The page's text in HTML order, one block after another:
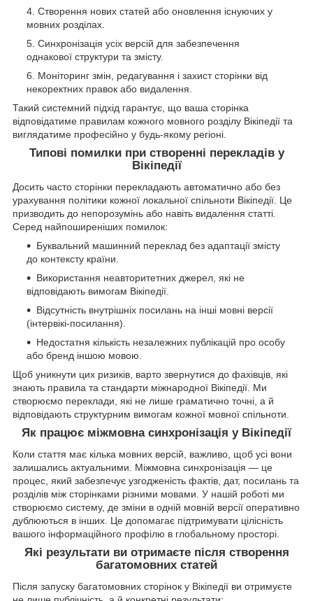
Створення нових статей або оновлення існуючих у
мовних розділах.
Синхронізація усіх версій для забезпечення
однакової структури та змісту.
Моніторинг змін, редагування і захист сторінки від
некоректних правок або видалення.
Такий системний підхід гарантує, що ваша сторінка
відповідатиме правилам кожного мовного розділу Вікіпедії та
виглядатиме професійно у будь-якому регіоні.
Типові помилки при створенні перекладів у
Вікіпедії
Досить часто сторінки перекладають автоматично або без
урахування політики кожної локальної спільноти Вікіпедії. Це
призводить до непорозумінь або навіть видалення статті.
Серед найпоширеніших помилок:
Буквальний машинний переклад без адаптації змісту
до контексту країни.
Використання неавторитетних джерел, які не
відповідають вимогам Вікіпедії.
Відсутність внутрішніх посилань на інші мовні версії
(інтервікі-посилання).
Недостатня кількість незалежних публікацій про особу
або бренд іншою мовою.
Щоб уникнути цих ризиків, варто звернутися до фахівців, які
знають правила та стандарти міжнародної Вікіпедії. Ми
створюємо переклади, які не лише граматично точні, а й
відповідають структурним вимогам кожної мовної спільноти.
Як працює міжмовна синхронізація у Вікіпедії
Коли стаття має кілька мовних версій, важливо, щоб усі вони
залишались актуальними. Міжмовна синхронізація — це
процес, який забезпечує узгодженість фактів, дат, посилань та
розділів між сторінками різними мовами. У нашій роботі ми
створюємо систему, де зміни в одній мовній версії оперативно
дублюються в інших. Це допомагає підтримувати цілісність
вашого інформаційного профілю в глобальному просторі.
Які результати ви отримаєте після створення
багатомовних статей
Після запуску багатомовних сторінок у Вікіпедії ви отримуєте